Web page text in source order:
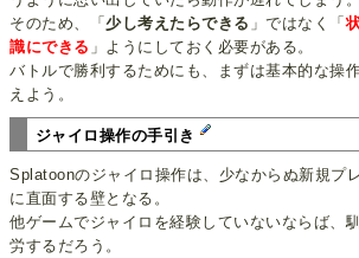
そのため、「少し考えたらできる 」ではなく「
識にできる 」ようにしておく必要がある。
バトルで勝利するためにも、まずは基本的な操
えよう。
ジャイロ操作の手引き
Splatoonのジャイロ操作は、少なからぬ新規プ
に直面する壁となる。
他ゲームでジャイロを経験していないならば、
労するだろう。